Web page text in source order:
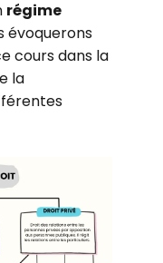
régime
évoquerons
cours dans la
la